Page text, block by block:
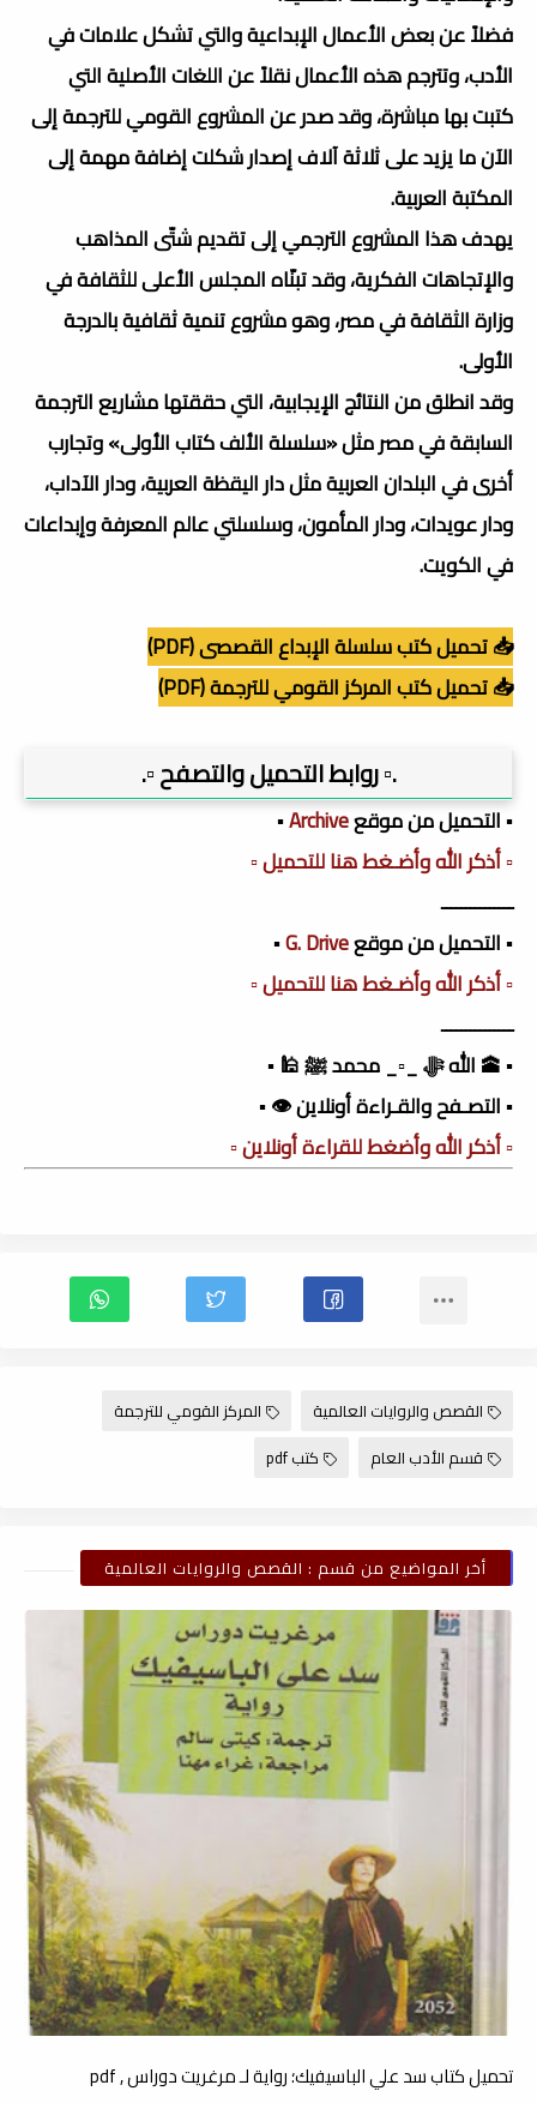
فضلاً عن بعض الأعمال الإبداعية والتي تشكل علامات في
الأدب، وتترجم هذه الأعمال نقلاً عن اللغات الأصلية التي
كتبت بها مباشرة، وقد صدر عن المشروع القومي للترجمة إلى
الآن ما يزيد على ثلاثة آلاف إصدار شكلت إضافة مهمة إلى
المكتبة العربية.
يهدف هذا المشروع الترجمي إلى تقديم شتّى المذاهب
والإتجاهات الفكرية، وقد تبنّاه المجلس الأعلى للثقافة في
وزارة الثقافة في مصر، وهو مشروع تنمية ثقافية بالدرجة
الأولى.
وقد انطلق من النتائج الإيجابية، التي حققتها مشاريع الترجمة
السابقة في مصر مثل «سلسلة الألف كتاب الأولى» وتجارب
أخرى في البلدان العربية مثل دار اليقظة العربية، ودار الآداب،
ودار عويدات، ودار المأمون، وسلسلتي عالم المعرفة وإبداعات
في الكويت.
📥 تحميل كتب سلسلة الإبداع القصصى (PDF)
📥 تحميل كتب المركز القومي للترجمة (PDF)
.▫️ روابط التحميل والتصفح ▫️.
▪️ التحميل من موقعArchive
▪️
▫️ أذكر الله وأضـغط هنا للتحميل ▫️
ـــــــــــــــ
▪️ التحميل من موقعG. Drive
▪️
▫️ أذكر الله وأضـغط هنا للتحميل ▫️
ـــــــــــــــ
▪️ 🕋 الله ﷻ _▫️_ محمد ﷺ 🕌 ▪️
▪️ التصـفح والقـراءة أونلاين 👁️ ▪️
▫️ أذكر الله وأضغط للقراءة أونلاين ▫️
القصص والروايات العالمية
المركز القومي للترجمة
قسم الأدب العام
كتب pdf
أخر المواضيع من قسم : القصص والروايات العالمية
تحميل كتاب سد علي الباسيفيك؛ رواية لـ مرغريت دوراس , pdf